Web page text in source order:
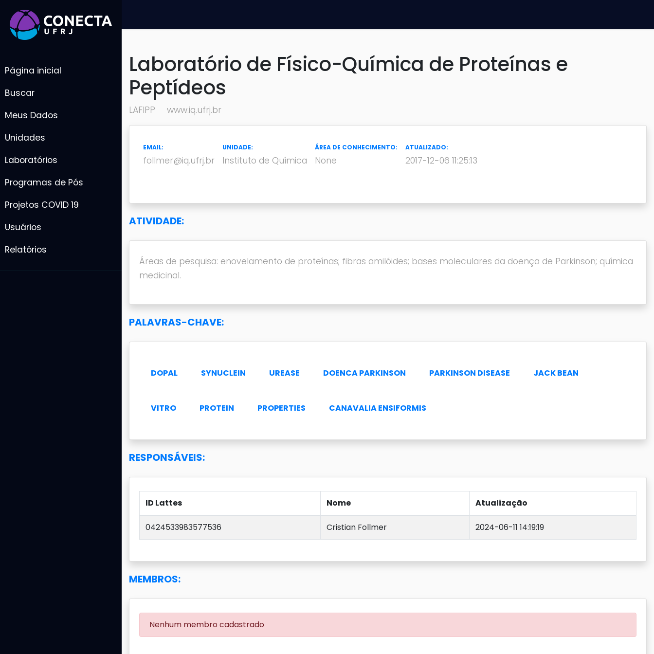
Página inicial
Buscar
Meus Dados
Unidades
Laboratórios
Programas de Pós
Projetos COVID 19
Usuários
Relatórios
Laboratório de Físico-Química de Proteínas e
Peptídeos
LAFIPP www.iq.ufrj.br
EMAIL:
follmer@iq.ufrj.br
UNIDADE:
Instituto de Química
ÁREA DE CONHECIMENTO:
None
ATUALIZADO:
2017-12-06 11:25:13
ATIVIDADE:
Áreas de pesquisa: enovelamento de proteínas; fibras amilóides; bases moleculares da doença de Parkinson; química
medicinal.
PALAVRAS-CHAVE:
DOPAL SYNUCLEIN UREASE DOENCA PARKINSON PARKINSON DISEASE JACK BEAN
VITRO PROTEIN PROPERTIES CANAVALIA ENSIFORMIS
RESPONSÁVEIS:
ID Lattes Nome Atualização
0424533983577536 Cristian Follmer 2024-06-11 14:19:19
MEMBROS:
Nenhum membro cadastrado